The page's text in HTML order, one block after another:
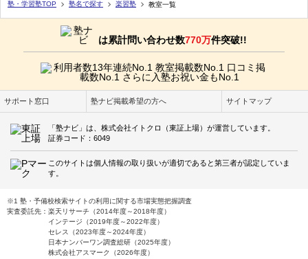
塾・学習塾TOP 塾名で探す 楽習塾 教室一覧
は累計問い合わせ数770万件突破!!
サポート窓口 塾ナビ掲載希望の方へ サイトマップ
「塾ナビ」は、株式会社イトクロ（東証上場）が運営しています。
証券コード：6049
このサイトは個人情報の取り扱いが適切であると第三者が認定していま
す。
※1 塾・予備校検索サイトの利用に関する市場実態把握調査
実査委託先：楽天リサーチ（2014年度～2018年度）
インテージ（2019年度～2022年度）
セレス（2023年度～2024年度）
日本ナンバーワン調査総研（2025年度）
株式会社アスマーク（2026年度）